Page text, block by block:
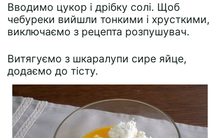
Вводимо цукор і дрібку солі. Щоб
чебуреки вийшли тонкими і хрусткими,
виключаємо з рецепта розпушувач.
Витягуємо з шкаралупи сире яйце,
додаємо до тісту.